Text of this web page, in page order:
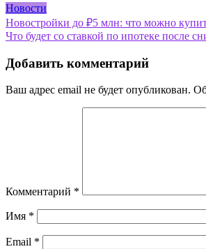
Новости
Навигация
по
записям
Новостройки до ₽5 млн: что можно
Что будет со ставкой по ипотеке после
Добавить комментарий
Ваш адрес email не будет опубликован.
Комментарий *
Имя *
Email *